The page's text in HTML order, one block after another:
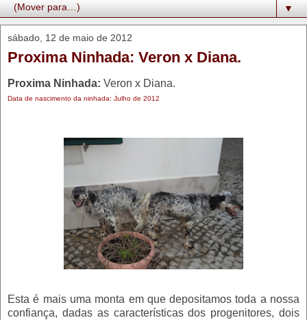
▼
sábado, 12 de maio de 2012
Proxima Ninhada: Veron x Diana.
Proxima Ninhada: Veron x Diana.
Data de nascimento da ninhada: Julho de 2012
Esta é mais uma monta em que depositamos toda a nossa
confiança, dadas as características dos progenitores, dois